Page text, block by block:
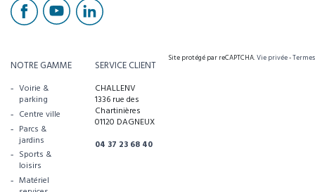
NOTRE GAMME
Voirie &
parking
Centre ville
Parcs &
jardins
Sports &
loisirs
Matériel
SERVICE CLIENT
CHALLENV
1336 rue des
Chartinières
01120 DAGNEUX
04 37 23 68 40
Site protégé par reCAPTCHA.Vie privée-Termes